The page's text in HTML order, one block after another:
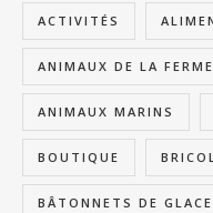
ACTIVITÉS
ANIMAUX DE LA FERME
ANIMAUX MARINS
BOUTIQUE
BÂTONNETS DE GLACE